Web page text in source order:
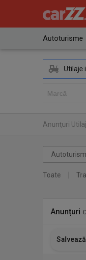
Autoturisme
Anunţuri
Toate
Anunțuri